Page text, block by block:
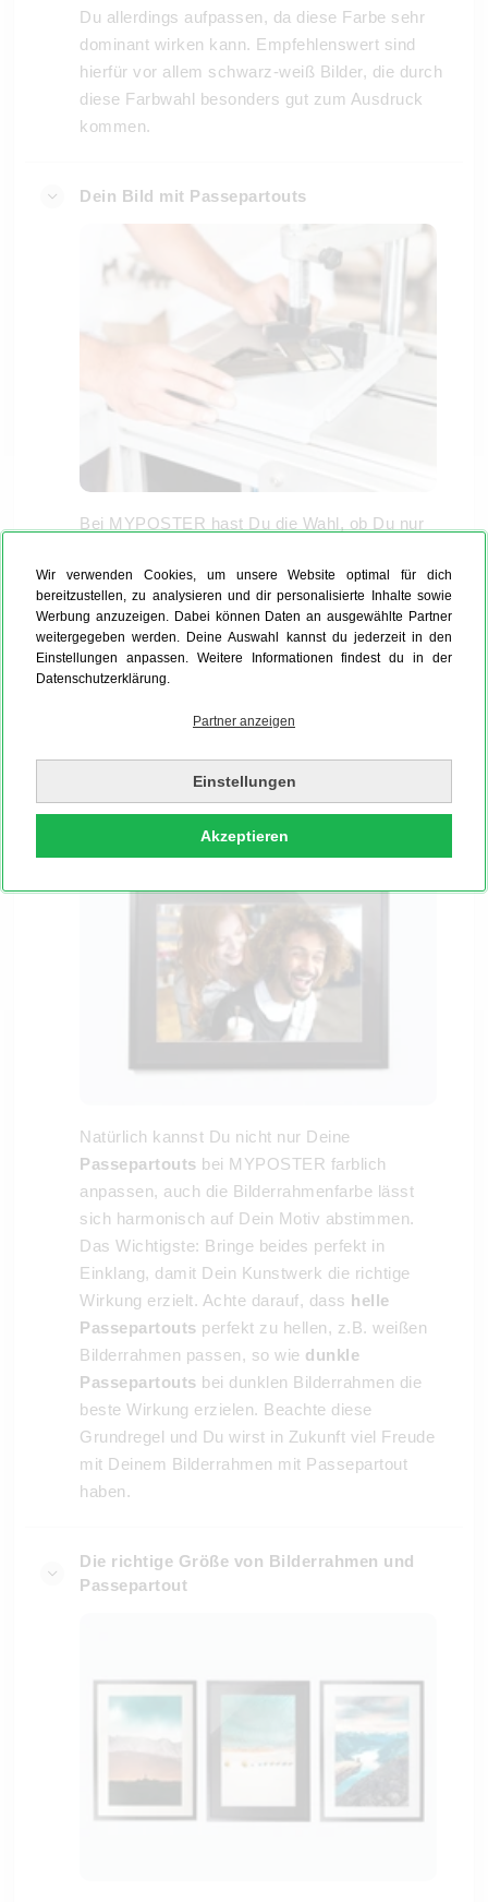
Wir verwenden Cookies, um unsere Website optimal für dich
bereitzustellen, zu analysieren und dir personalisierte Inhalte sowie
Werbung anzuzeigen. Dabei können Daten an ausgewählte Partner
weitergegeben werden. Deine Auswahl kannst du jederzeit in den
Einstellungen anpassen. Weitere Informationen findest du in der
Datenschutzerklärung.
Partner anzeigen
Einstellungen
Akzeptieren
Du allerdings aufpassen, da diese Farbe sehr
dominant wirken kann. Empfehlenswert sind
hierfür vor allem schwarz-weiß Bilder, die durch
diese Farbwahl besonders gut zum Ausdruck
kommen.
Dein Bild mit Passepartouts
Bei MYPOSTER hast Du die Wahl, ob Du nur
gleich das Komplettpaket (Dein Bild mit
Passepartout und Rahmen) bestellen möchtest.
Der Vorteil, wenn Du Dein Bild gleich rahmen
lässt : Es wird fusselfrei geliefert, Du hast zu
Hause keinen Aufwand mehr und kannst das
Bild sofort an die Wand bringen
Zusammenspiel von Bilderrahmen und
Passepartouts
Natürlich kannst Du nicht nur Deine
Passepartouts bei MYPOSTER farblich
anpassen, auch die Bilderrahmenfarbe lässt
sich harmonisch auf Dein Motiv abstimmen.
Das Wichtigste: Bringe beides perfekt in
Einklang, damit Dein Kunstwerk die richtige
Wirkung erzielt. Achte darauf, dass helle
Passepartouts perfekt zu hellen, z.B. weißen
Bilderrahmen passen, so wie dunkle
Passepartouts bei dunklen Bilderrahmen die
beste Wirkung erzielen. Beachte diese
Grundregel und Du wirst in Zukunft viel Freude
mit Deinem Bilderrahmen mit Passepartout
haben.
Die richtige Größe von Bilderrahmen und
Passepartout